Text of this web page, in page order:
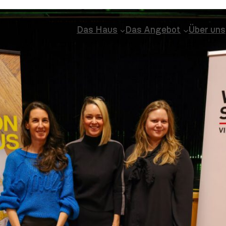
Das Haus Das Angebot Über uns